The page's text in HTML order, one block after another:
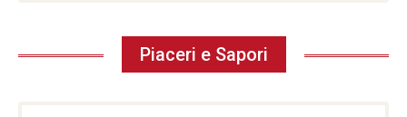
Piaceri e Sapori